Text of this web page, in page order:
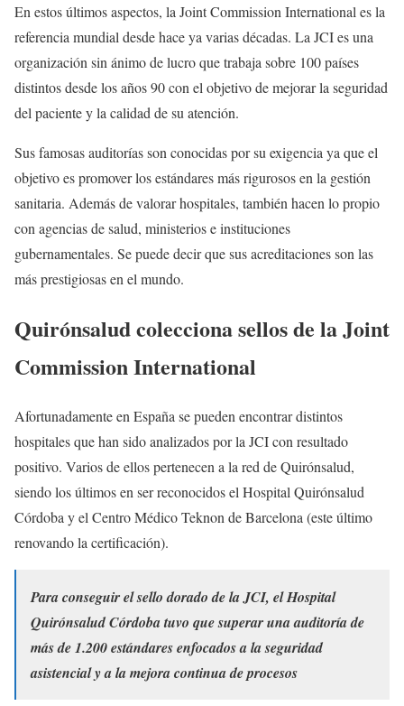
En estos últimos aspectos, la Joint Commission International es la
referencia mundial desde hace ya varias décadas. La JCI es una
organización sin ánimo de lucro que trabaja sobre 100 países
distintos desde los años 90 con el objetivo de mejorar la seguridad
del paciente y la calidad de su atención.
Sus famosas auditorías son conocidas por su exigencia ya que el
objetivo es promover los estándares más rigurosos en la gestión
sanitaria. Además de valorar hospitales, también hacen lo propio
con agencias de salud, ministerios e instituciones
gubernamentales. Se puede decir que sus acreditaciones son las
más prestigiosas en el mundo.
Quirónsalud colecciona sellos de la Joint
Commission International
Afortunadamente en España se pueden encontrar distintos
hospitales que han sido analizados por la JCI con resultado
positivo. Varios de ellos pertenecen a la red de Quirónsalud,
siendo los últimos en ser reconocidos el Hospital Quirónsalud
Córdoba y el Centro Médico Teknon de Barcelona (este último
renovando la certificación).
Para conseguir el sello dorado de la JCI, el Hospital
Quirónsalud Córdoba tuvo que superar una auditoría de
más de 1.200 estándares enfocados a la seguridad
asistencial y a la mejora continua de procesos